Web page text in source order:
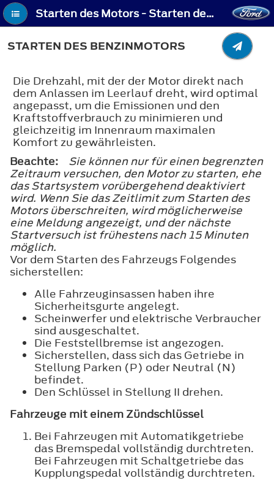
Starten des Motors - Starten des Benzinmotors
STARTEN DES BENZINMOTORS
Die Drehzahl, mit der der Motor direkt nach
dem Anlassen im Leerlauf dreht, wird optimal
angepasst, um die Emissionen und den
Kraftstoffverbrauch zu minimieren und
gleichzeitig im Innenraum maximalen
Komfort zu gewährleisten.
Beachte:
Sie können nur für einen begrenzten
Zeitraum versuchen, den Motor zu starten, ehe
das Startsystem vorübergehend deaktiviert
wird. Wenn Sie das Zeitlimit zum Starten des
Motors überschreiten, wird möglicherweise
eine Meldung angezeigt, und der nächste
Startversuch ist frühestens nach 15 Minuten
möglich.
Vor dem Starten des Fahrzeugs Folgendes
sicherstellen:
Alle Fahrzeuginsassen haben ihre
Sicherheitsgurte angelegt.
Scheinwerfer und elektrische Verbraucher
sind ausgeschaltet.
Die Feststellbremse ist angezogen.
Sicherstellen, dass sich das Getriebe in
Stellung Parken (P) oder Neutral (N)
befindet.
Den Schlüssel in Stellung II drehen.
Fahrzeuge mit einem Zündschlüssel
Bei Fahrzeugen mit Automatikgetriebe
das Bremspedal vollständig durchtreten.
Bei Fahrzeugen mit Schaltgetriebe das
Kupplungspedal vollständig durchtreten.